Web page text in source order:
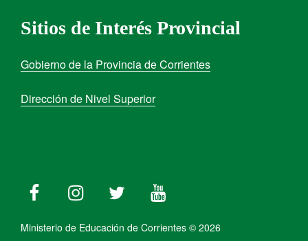
Sitios de Interés Provincial
Gobierno de la Provincia de Corrientes
Dirección de Nivel Superior
Ministerio de Educación de Corrientes © 2026